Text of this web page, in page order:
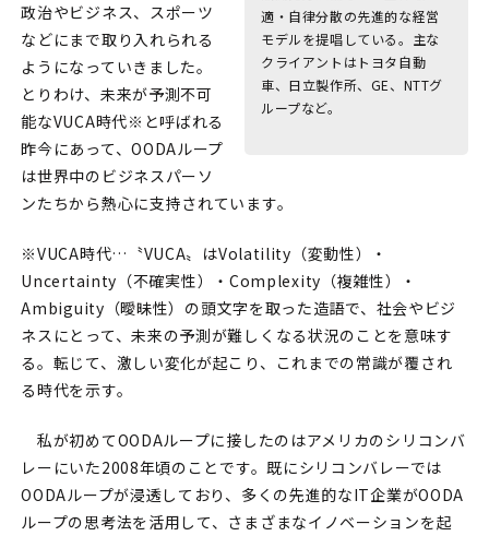
適・自律分散の先進的な経営
モデルを提唱している。主な
クライアントはトヨタ自動
車、日立製作所、GE、NTTグ
ループなど。
政治やビジネス、スポーツ
などにまで取り入れられる
ようになっていきました。
とりわけ、未来が予測不可
能なVUCA時代※と呼ばれる
昨今にあって、OODAループ
は世界中のビジネスパーソ
ンたちから熱心に支持されています。
※VUCA時代…〝VUCA〟はVolatility（変動性）・
Uncertainty（不確実性）・Complexity（複雑性）・
Ambiguity（曖昧性）の頭文字を取った造語で、社会やビジ
ネスにとって、未来の予測が難しくなる状況のことを意味す
る。転じて、激しい変化が起こり、これまでの常識が覆され
る時代を示す。
私が初めてOODAループに接したのはアメリカのシリコンバ
レーにいた2008年頃のことです。既にシリコンバレーでは
OODAループが浸透しており、多くの先進的なIT企業がOODA
ループの思考法を活用して、さまざまなイノベーションを起